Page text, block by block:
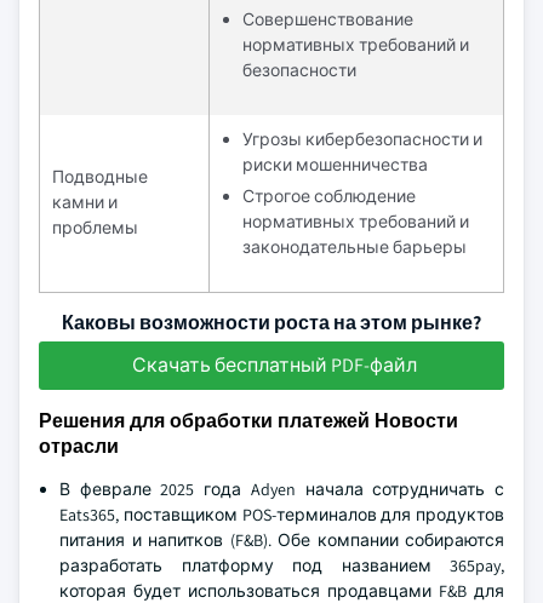
Совершенствование
нормативных требований и
безопасности
Подводные
камни и
проблемы
Угрозы кибербезопасности и
риски мошенничества
Строгое соблюдение
нормативных требований и
законодательные барьеры
Каковы возможности роста на этом рынке?
Скачать бесплатный PDF-файл
Решения для обработки платежей Новости
отрасли
В феврале 2025 года Adyen начала сотрудничать с
Eats365, поставщиком POS-терминалов для продуктов
питания и напитков (F&B). Обе компании собираются
разработать платформу под названием 365pay,
которая будет использоваться продавцами F&B для